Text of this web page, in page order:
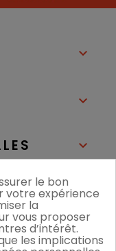




le bon
votre expérience
la
vous proposer
d’intérêt.
les implications